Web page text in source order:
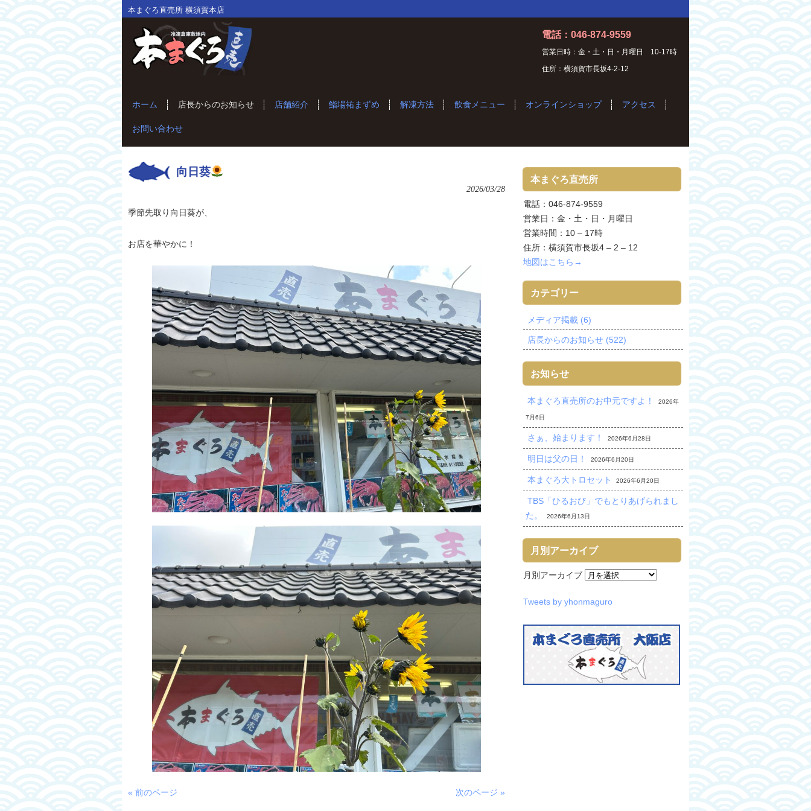
本まぐろ直売所 横須賀本店
電話：046-874-9559
営業日時：金・土・日・月曜日 10-17時
住所：横須賀市長坂4-2-12
ホーム 店長からのお知らせ 店舗紹介 鮨場祐まずめ 解凍方法 飲食メニュー オンラインショップ アクセス
お問い合わせ
向日葵
2026/03/28
季節先取り向日葵が、
お店を華やかに！
« 前のページ 次のページ »
本まぐろ直売所
電話：046-874-9559
営業日：金・土・日・月曜日
営業時間：10 – 17時
住所：横須賀市長坂4 – 2 – 12
地図はこちら→
カテゴリー
メディア掲載 (6)
店長からのお知らせ (522)
お知らせ
本まぐろ直売所のお中元ですよ！ 2026年
7月6日
さぁ、始まります！ 2026年6月28日
明日は父の日！ 2026年6月20日
本まぐろ大トロセット 2026年6月20日
TBS「ひるおび」でもとりあげられまし
た。
2026年6月13日
月別アーカイブ
月別アーカイブ
Tweets by yhonmaguro